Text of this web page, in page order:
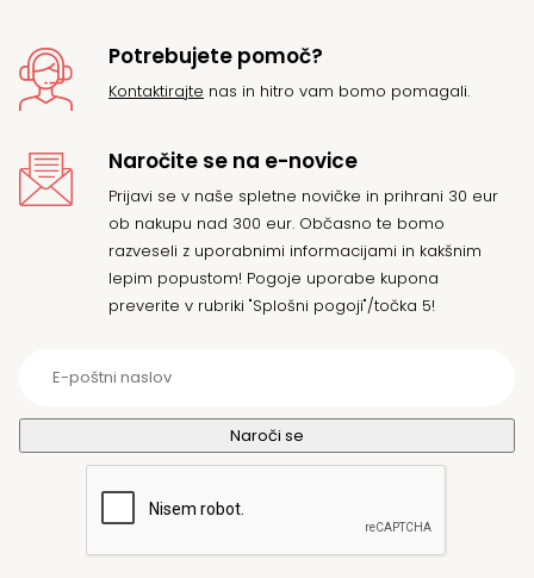
Potrebujete pomoč?
Kontaktirajte nas in hitro vam bomo pomagali.
Naročite se na e-novice
Prijavi se v naše spletne novičke in prihrani 30 eur
ob nakupu nad 300 eur. Občasno te bomo
razveseli z uporabnimi informacijami in kakšnim
lepim popustom! Pogoje uporabe kupona
preverite v rubriki "Splošni pogoji"/točka 5!